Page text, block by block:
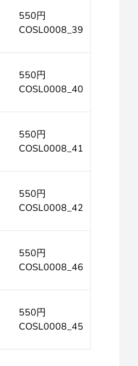
550円
COSL0008_39
550円
COSL0008_40
550円
COSL0008_41
550円
COSL0008_42
550円
COSL0008_46
550円
COSL0008_45